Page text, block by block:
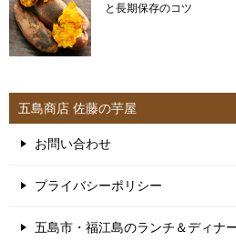
と長期保存のコツ
五島商店 佐藤の芋屋
お問い合わせ
プライバシーポリシー
五島市・福江島のランチ＆ディナ